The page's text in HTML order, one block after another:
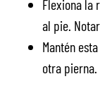
Flexiona la
al pie.
Mantén
otra pierna.